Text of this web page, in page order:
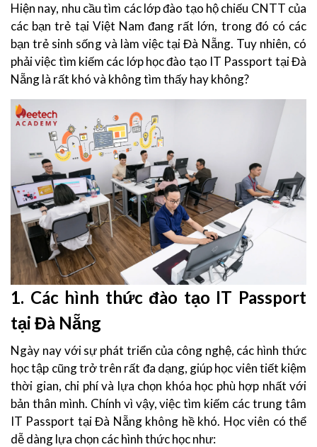
Hiện nay, nhu cầu tìm các lớp đào tạo hộ chiếu CNTT của
các bạn trẻ tại Việt Nam đang rất lớn, trong đó có các
bạn trẻ sinh sống và làm việc tại Đà Nẵng. Tuy nhiên, có
phải việc tìm kiếm các lớp học đào tạo IT Passport tại Đà
Nẵng là rất khó và không tìm thấy hay không?
1. Các hình thức đào tạo IT Passport
tại Đà Nẵng
Ngày nay với sự phát triển của công nghệ, các hình thức
học tập cũng trở trên rất đa dạng, giúp học viên tiết kiệm
thời gian, chi phí và lựa chọn khóa học phù hợp nhất với
bản thân mình. Chính vì vậy, việc tìm kiếm các trung tâm
IT Passport tại Đà Nẵng không hề khó. Học viên có thể
dễ dàng lựa chọn các hình thức học như: